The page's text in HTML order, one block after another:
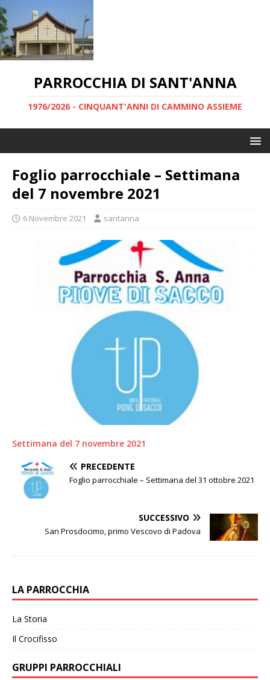
PARROCCHIA DI SANT'ANNA
1976/2026 - CINQUANT'ANNI DI CAMMINO ASSIEME
Foglio parrocchiale – Settimana
del 7 novembre 2021
6 Novembre 2021 santanna
Settimana del 7 novembre 2021
PRECEDENTE
Foglio parrocchiale – Settimana del 31 ottobre 2021
SUCCESSIVO
San Prosdocimo, primo Vescovo di Padova
LA PARROCCHIA
La Storia
Il Crocifisso
GRUPPI PARROCCHIALI